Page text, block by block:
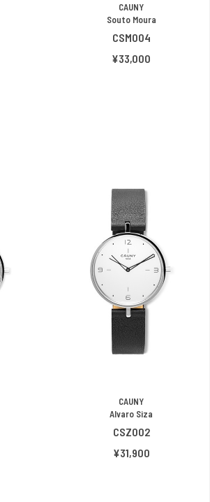
CAUNY
Souto Moura
CSM004
¥33,000
CAUNY
Alvaro Siza
CSZ002
¥31,900